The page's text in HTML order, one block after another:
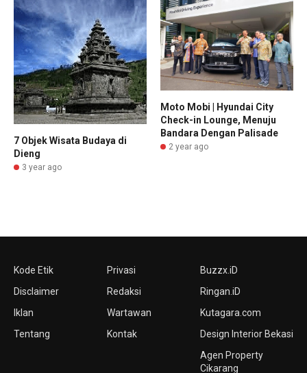
7 Objek Wisata Budaya di
Dieng
3 year ago
Moto Mobi | Hyundai City
Check-in Lounge, Menuju
Bandara Dengan Palisade
2 year ago
Kode Etik
Disclaimer
Iklan
Tentang
Privasi
Redaksi
Wartawan
Kontak
Buzzx.iD
Ringan.iD
Kutagara.com
Design Interior Bekasi
Agen Property
Cikarang